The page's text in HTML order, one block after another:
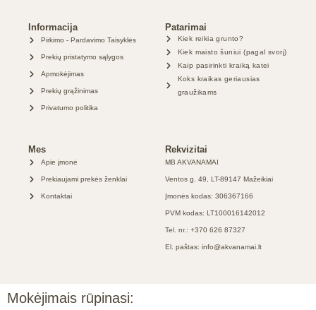
Informacija
Pirkimo - Pardavimo Taisyklės
Prekių pristatymo sąlygos
Apmokėjimas
Prekių grąžinimas
Privatumo politika
Patarimai
Kiek reikia grunto?
Kiek maisto šuniui (pagal svorį)
Kaip pasirinkti kraiką katei
Koks kraikas geriausias
graužikams
Mes
Apie įmonė
Prekiaujami prekės ženklai
Kontaktai
Rekvizitai
MB AKVANAMAI
Ventos g. 49, LT-89147 Mažeikiai
Įmonės kodas: 306367166
PVM kodas: LT100016142012
Tel. nr.: +370 626 87327
El. paštas: info@akvanamai.lt
Mokėjimais rūpinasi: